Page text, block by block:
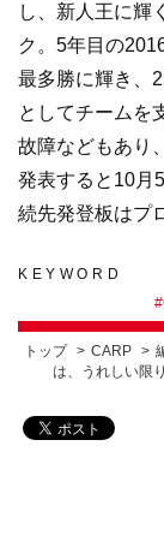
し、新人王に輝
ク。5年目の
最多勝に輝き、
としてチームを
故障などもあり
発表すると10月
続先発登板はプ
KEYWORD
#
トップ CARP
は、うれしい限